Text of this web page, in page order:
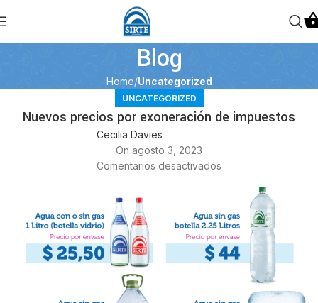
Blog
Home Uncategorized
UNCATEGORIZED
Nuevos precios por exoneración de impuestos
Cecilia Davies
On agosto 3, 2023
Comentarios desactivados